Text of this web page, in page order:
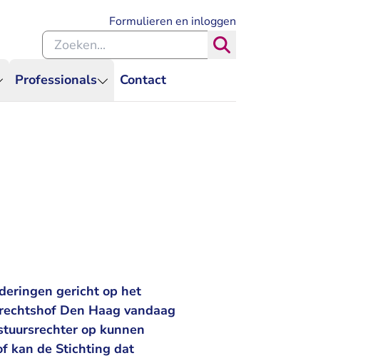
Professionals Contact
Formulieren en inloggen
Zoeken binnen de Rechtspraak
gericht op het
Den Haag vandaag
op kunnen
kan de Stichting dat